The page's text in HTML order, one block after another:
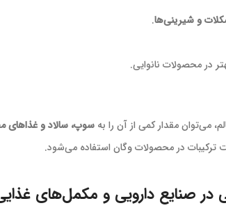
و شیرینی‌ها.
در محصولات نانوایی.
می‌توان مقدار کمی از آن را به سوپ، سالاد و غذاهای
ترکیبات در محصولات وگان استفاده می‌شود.